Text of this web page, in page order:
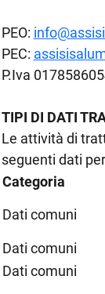
PEO:
PEC:
P.Iva
TIPI DI DATI
Le attività di
seguenti dati
Categoria
Dati comuni
Dati comuni
Dati comuni